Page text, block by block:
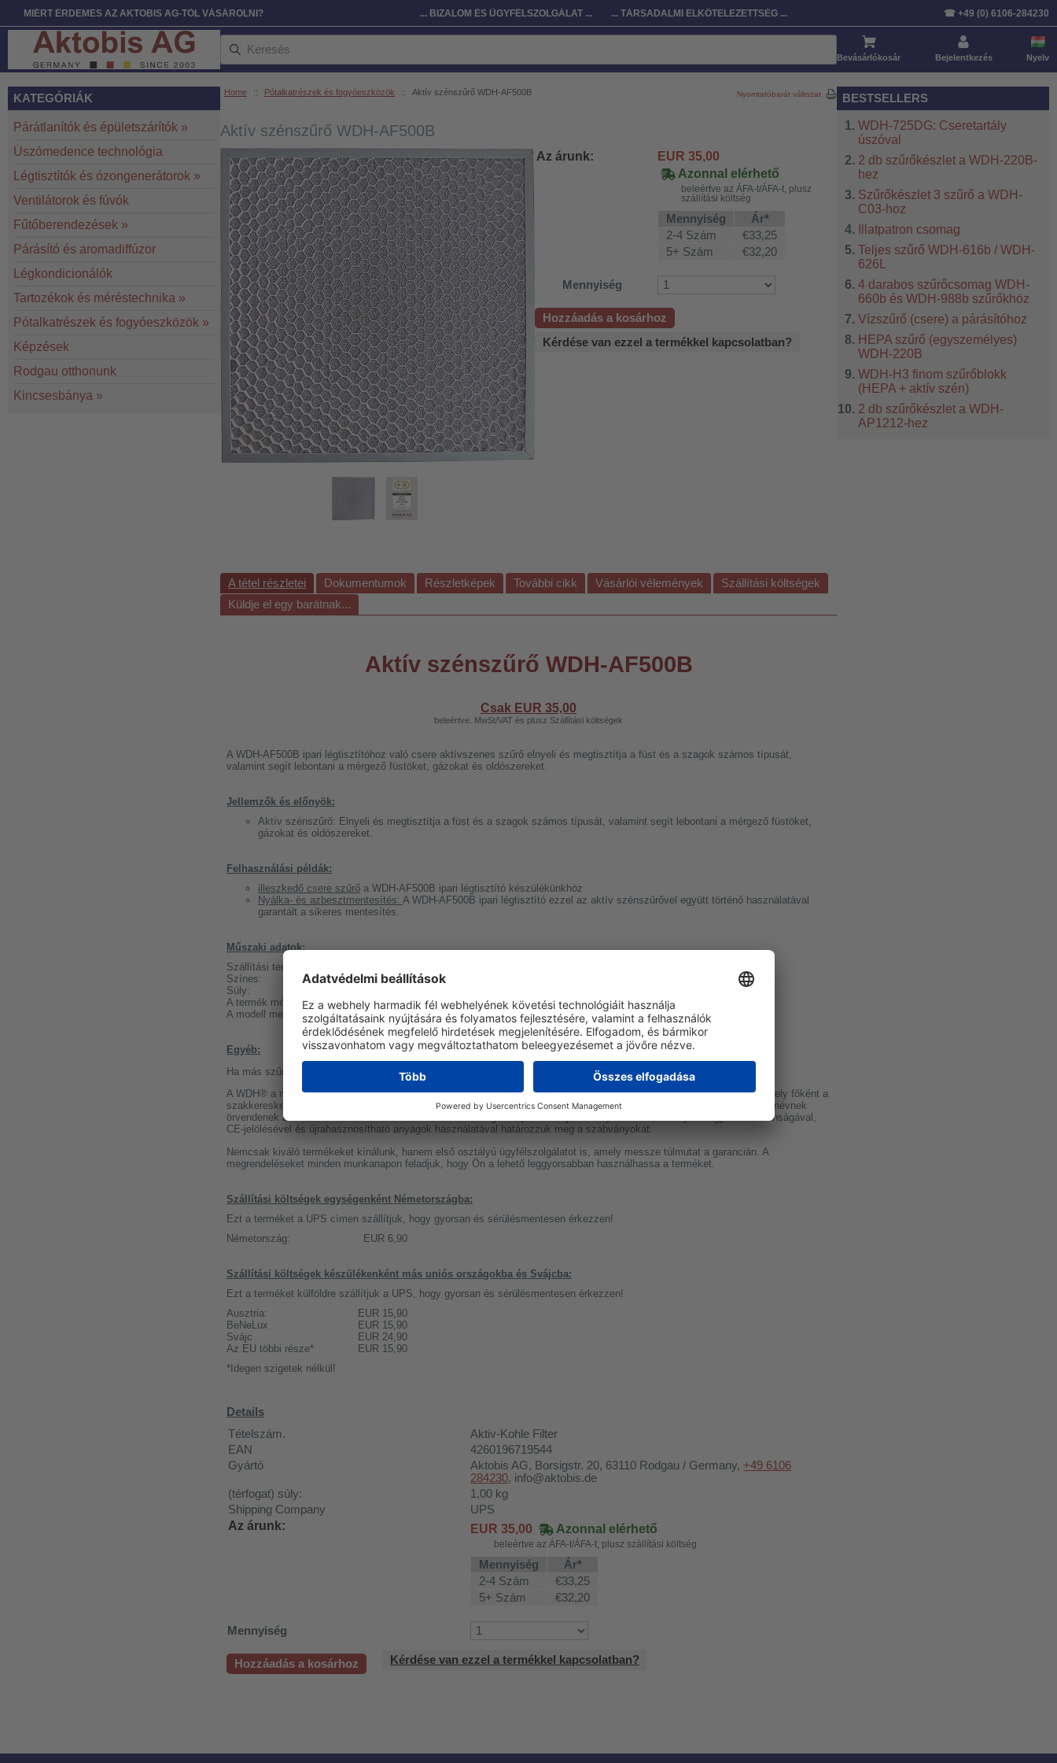
MIÉRT ÉRDEMES AZ AKTOBIS AG-TÓL VÁSÁROLNI? ... BIZALOM ÉS ÜGYFÉLSZOLGÁLAT ... ... TÁRSADALMI ELKÖTELEZETTSÉG ... ☎ +49 (0) 6106-284230
Bevásárlókosár Bejelentkezés Nyelv
Home :: Pótalkatrészek és fogyóeszközök :: Aktív szénszűrő WDH-AF500B Nyomtatóbarát változat
Aktív szénszűrő WDH-AF500B
Az árunk: EUR 35,00
Azonnal elérhető
beleértve az ÁFA-t/ÁFA-t, plusz
szállítási költség
Mennyiség
Ár*
2-4 Szám
€33,25
5+ Szám
€32,20
Mennyiség
Hozzáadás a kosárhoz
Kérdése van ezzel a termékkel kapcsolatban?
A tétel részletei Dokumentumok Részletképek További cikk Vásárlói vélemények
Szállítási költségek
Küldje el egy barátnak...
Aktív szénszűrő WDH-AF500B
Csak EUR 35,00
beleértve. MwSt/VAT és plusz Szállítási költségek
A WDH-AF500B ipari légtisztítóhoz való csere aktívszenes szűrő elnyeli és megtisztítja a füst és a szagok számos típusát,
valamint segít lebontani a mérgező füstöket, gázokat és oldószereket.
Jellemzők és előnyök:
Aktív szénszűrő: Elnyeli és megtisztítja a füst és a szagok számos típusát, valamint segít lebontani a mérgező füstöket,
gázokat és oldószereket.
Felhasználási példák:
illeszkedő csere szűrő a WDH-AF500B ipari légtisztító készülékünkhöz
Nyálka- és azbesztmentesítés: A WDH-AF500B ipari légtisztító ezzel az aktív szénszűrővel együtt történő használatával
garantált a sikeres mentesítés.
Műszaki adatok:
Szállítási terjedelem:
Színes:
Grau
Súly:
A termék mérete (H/W/D):400x400x20 mm
A modell megnevezése:
Egyéb:
Ha más szűrők is érdeklik, kérjük, használja a következő linket:
A WDH® a masszív minőséget és a professzionális szabványokat szimbolizálja, amelyet egy olyan márka képvisel, amely főként a
szakkereskedőknél kapható. Légtisztítóink és ózongenerátoraink megbízhatóságuk és kiváló minőségük miatt kiváló hírnévnek
örvendenek a szakemberek körében. Termékeink tartósságával, pontos teljesítményadataival, "GS"-jóváhagyásos biztonságával,
CE-jelölésével és újrahasznosítható anyagok használatával határozzuk meg a szabványokat.
Nemcsak kiváló termékeket kínálunk, hanem első osztályú ügyfélszolgálatot is, amely messze túlmutat a garancián. A
megrendeléseket minden munkanapon feladjuk, hogy Ön a lehető leggyorsabban használhassa a terméket.
Szállítási költségek egységenként Németországba:
Ezt a terméket a UPS címen szállítjuk, hogy gyorsan és sérülésmentesen érkezzen!
Németország:
EUR 6,90
Szállítási költségek készülékenként más uniós országokba és Svájcba:
Ezt a terméket külföldre szállítjuk a UPS, hogy gyorsan és sérülésmentesen érkezzen!
Ausztria:
EUR 15,90
BeNeLux
EUR 15,90
Svájc
EUR 24,90
Az EU többi része*
EUR 15,90
*Idegen szigetek nélkül!
Details
Tételszám.
Aktiv-Kohle Filter
EAN
4260196719544
Gyártó
Aktobis AG, Borsigstr. 20, 63110 Rodgau / Germany, +49 6106
284230, info@aktobis.de
(térfogat) súly:
1,00 kg
Shipping Company
UPS
Az árunk: EUR 35,00 Azonnal elérhető
beleértve az ÁFA-t/ÁFA-t, plusz szállítási költség
Mennyiség
Ár*
2-4 Szám
€33,25
5+ Szám
€32,20
Mennyiség
Hozzáadás a kosárhoz Kérdése van ezzel a termékkel kapcsolatban?
KATEGÓRIÁK
Párátlanítók és épületszárítók »
Úszómedence technológia
Légtisztítók és ózongenerátorok »
Ventilátorok és fúvók
Fűtőberendezések »
Párásító és aromadiffúzor
Légkondicionálók
Tartozékok és méréstechnika »
Pótalkatrészek és fogyóeszközök »
Képzések
Rodgau otthonunk
Kincsesbánya »
BESTSELLERS
WDH-725DG: Cseretartály
úszóval
2 db szűrőkészlet a WDH-220B-
hez
Szűrőkészlet 3 szűrő a WDH-
C03-hoz
Illatpatron csomag
Teljes szűrő WDH-616b / WDH-
626L
4 darabos szűrőcsomag WDH-
660b és WDH-988b szűrőkhöz
Vízszűrő (csere) a párásítóhoz
HEPA szűrő (egyszemélyes)
WDH-220B
WDH-H3 finom szűrőblokk
(HEPA + aktív szén)
2 db szűrőkészlet a WDH-
AP1212-hez